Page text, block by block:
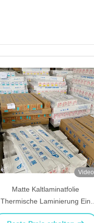
Video
Matte Kaltlaminatfolie
Thermische Laminierung Ein
starker Hersteller